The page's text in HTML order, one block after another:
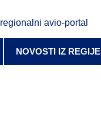
regionalni avio-portal
NOVOSTI IZ REGIJE